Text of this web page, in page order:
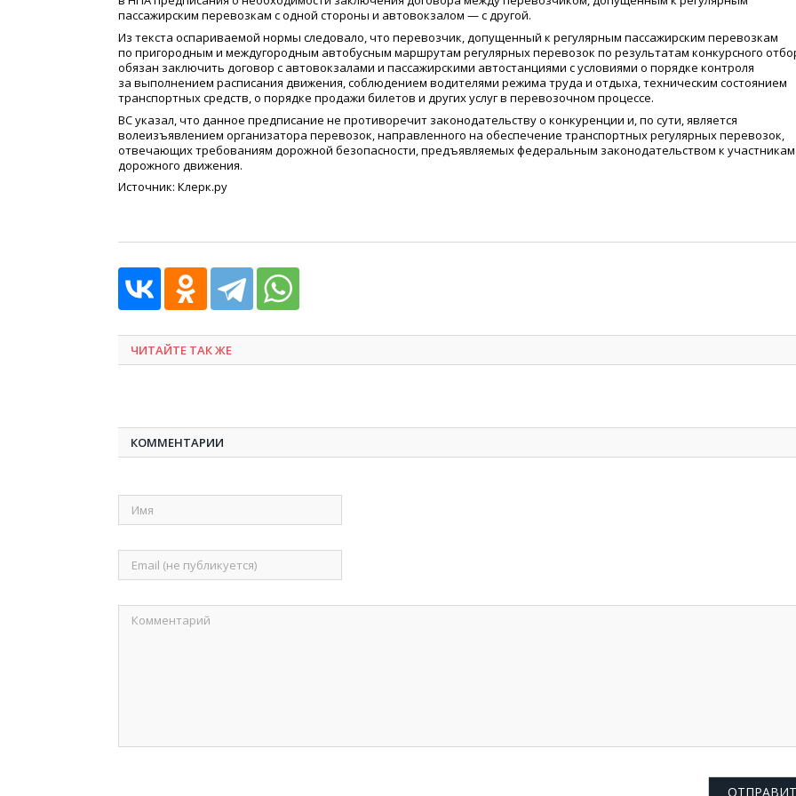
пассажирским перевозкам с одной стороны и автовокзалом — с другой.
Из текста оспариваемой нормы следовало, что перевозчик, допущенный к регулярным пассажирским перевозкам
по пригородным и междугородным автобусным маршрутам регулярных перевозок по результатам конкурсного
обязан заключить договор с автовокзалами и пассажирскими автостанциями с условиями о порядке контроля
за выполнением расписания движения, соблюдением водителями режима труда и отдыха, техническим состоянием
транспортных средств, о порядке продажи билетов и других услуг в перевозочном процессе.
ВС указал, что данное предписание не противоречит законодательству о конкуренции и, по сути, является
волеизъявлением организатора перевозок, направленного на обеспечение транспортных регулярных перевозок,
отвечающих требованиям дорожной безопасности, предъявляемых федеральным законодательством к участникам
дорожного движения.
Источник: Клерк.ру
ЧИТАЙТЕ ТАК ЖЕ
КОММЕНТАРИИ